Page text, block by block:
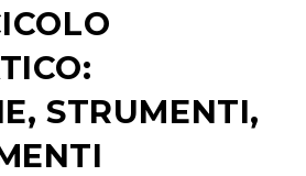
STRUMENTI,